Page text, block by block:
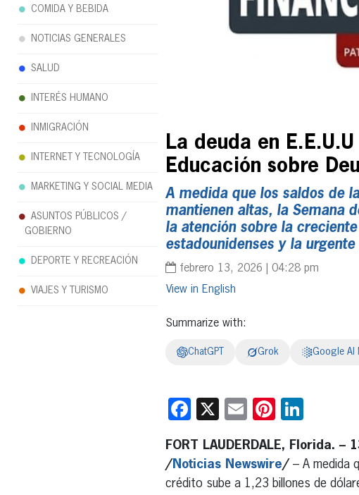
La deuda en
Educación sobre
A medida que los saldos de
mantienen altas, la Semana
la atención sobre la
estadounidenses y la
febrero 13, 2026 | 04:28 pm
English
Summarize with:
ChatGPT Grok Google AI
Facebook
X EmailPinterest
FORT LAUDERDALE, Florida.
/Noticias Newswire/– A medida
crédito sube a 1,23 billones de
COMIDA Y BEBIDA
NOTICIAS GENERALES
SALUD
INTERÉS HUMANO
INMIGRACIÓN
INTERNET Y TECNOLOGÍA
MARKETING Y SOCIAL MEDIA
ASUNTOS PÚBLICOS /
GOBIERNO
DEPORTE Y RECREACIÓN
VIAJES Y TURISMO